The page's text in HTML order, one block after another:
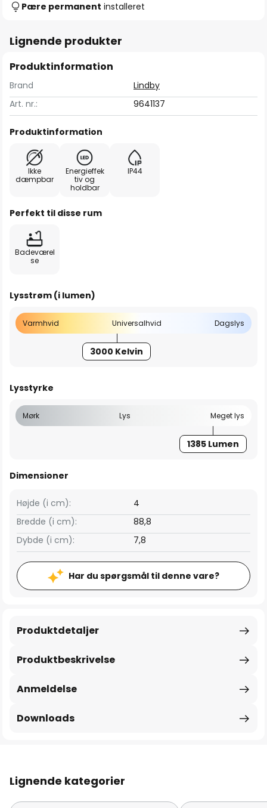
Pære permanent installeret
Lignende produkter
Produktinformation
Brand
Lindby
Art. nr.:
9641137
Produktinformation
Ikke
dæmpbar
Energieffek
tiv og
holdbar
IP44
Perfekt til disse rum
Badeværel
se
Lysstrøm (i lumen)
Varmhvid Universalhvid Dagslys
3000 Kelvin
Lysstyrke
Mørk Lys Meget lys
1385 Lumen
Dimensioner
Bredde (i cm): 88,8
Højde (i cm): 4
Dybde (i cm): 7,8
Har du spørgsmål til denne vare?
Produktbeskrivelse
Produktdetaljer
Anmeldelse
Downloads
Lignende kategorier